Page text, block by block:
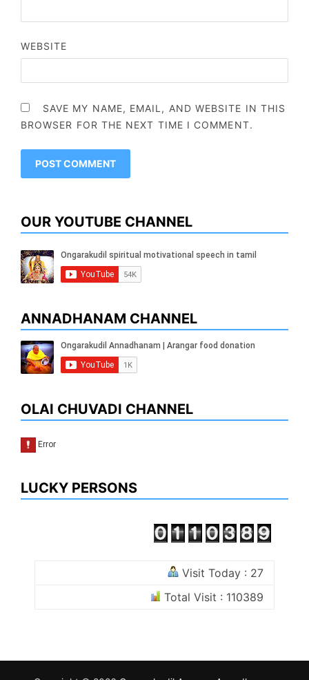
WEBSITE
SAVE MY NAME, EMAIL, AND WEBSITE IN THIS
BROWSER FOR THE NEXT TIME I COMMENT.
OUR YOUTUBE CHANNEL
ANNADHANAM CHANNEL
OLAI CHUVADI CHANNEL
LUCKY PERSONS
Visit Today : 27
Total Visit : 110389